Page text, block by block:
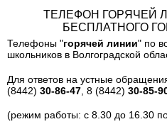
ТЕЛЕФОН ГОРЯЧЕЙ
БЕСПЛАТНОГО
Телефоны "горячей линии" по
школьников в Волгоградской
Для ответов на устные
(8442) 30-86-47 , 8 (8442) 30-85-
(режим работы: с 8.30 до 16.30